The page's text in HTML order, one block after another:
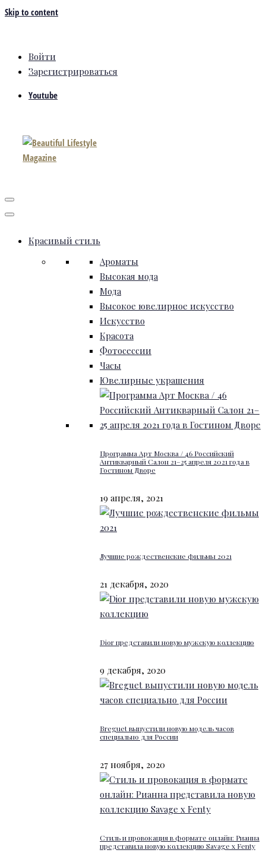
Skip to content
Войти
Зарегистрироваться
Youtube
Красивый стиль
Ароматы
Высокая мода
Мода
Высокое ювелирное искусство
Искусство
Красота
Фотосессии
Часы
Ювелирные украшения
Программа Арт Москва / 46 Российский
Антикварный Салон 21–25 апреля 2021 года в
Гостином Дворе
19 апреля, 2021
Лучшие рождественские фильмы 2021
21 декабря, 2020
Dior представили новую мужскую коллекцию
9 декабря, 2020
Breguet выпустили новую модель часов
специально для России
27 ноября, 2020
Стиль и провокация в формате онлайн: Рианна
представила новую коллекцию Savage x Fenty